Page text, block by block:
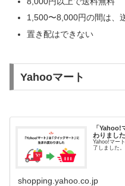
1,500〜8,000円の間は、
置き配はできない
Yahooマート
「Yahoo!
わりまし
Yahoo!マー
了しました
shopping.yahoo.co.jp